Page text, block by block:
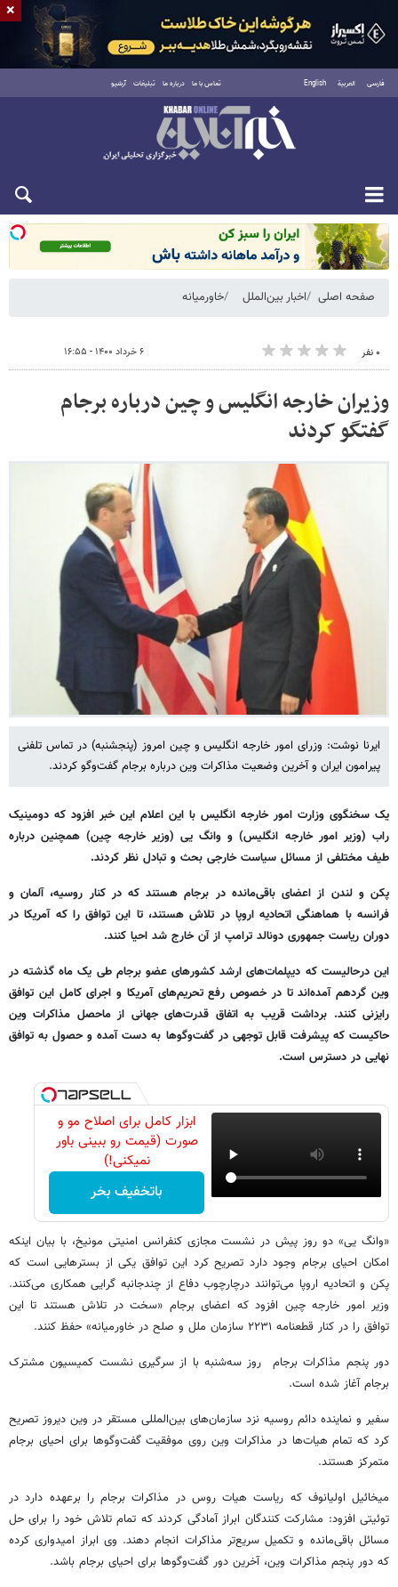
فارسی العربية English تماس با ما درباره ما تبلیغات آرشیو
شنبه ۱۷ مرداد ۱۴۰۵
صفحه اصلی اخبار بین‌الملل خاورمیانه
۰ نفر ۶ خرداد ۱۴۰۰ - ۱۶:۵۵
وزیران خارجه انگلیس و چین درباره برجام
گفتگو کردند
ایرنا نوشت: وزرای امور خارجه انگلیس و چین امروز (پنجشنبه) در تماس تلفنی
پیرامون ایران و آخرین وضعیت مذاکرات وین درباره برجام گفت‌وگو کردند.
یک سخنگوی وزارت امور خارجه انگلیس با این اعلام این خبر افزود که دومینیک
راب (وزیر امور خارجه انگلیس) و وانگ یی (وزیر خارجه چین) همچنین درباره
طیف مختلفی از مسائل سیاست خارجی بحث و تبادل نظر کردند.
پکن و لندن از اعضای باقی‌مانده در برجام هستند که در کنار روسیه، آلمان و
فرانسه با هماهنگی اتحادیه اروپا در تلاش هستند، تا این توافق را که آمریکا در
دوران ریاست جمهوری دونالد ترامپ از آن خارج شد احیا کنند.
این درحالیست که دیپلمات‌های ارشد کشورهای عضو برجام طی یک ماه گذشته در
وین گردهم آمده‌اند تا در خصوص رفع تحریم‌های آمریکا و اجرای کامل این توافق
رایزنی کنند. برداشت قریب به اتفاق قدرت‌های جهانی از ماحصل مذاکرات وین
حاکیست که پیشرفت قابل توجهی در گفت‌وگوها به دست آمده و حصول به توافق
نهایی در دسترس است.
ابزار کامل برای اصلاح مو و
صورت (قیمت رو ببینی باور
نمیکنی!)
باتخفیف بخر
«وانگ یی» دو روز پیش در نشست مجازی کنفرانس امنیتی مونیخ، با بیان اینکه
امکان احیای برجام وجود دارد تصریح کرد این توافق یکی از بسترهایی است که
پکن و اتحادیه اروپا می‌توانند درچارچوب دفاع از چندجانبه گرایی همکاری می‌کنند.
وزیر امور خارجه چین افزود که اعضای برجام «سخت در تلاش هستند تا این
توافق را در کنار قطعنامه ۲۲۳۱ سازمان ملل و صلح در خاورمیانه» حفظ کنند.
دور پنجم مذاکرات برجام روز سه‌شنبه با از سرگیری نشست کمیسیون مشترک‌
برجام آغاز شده است.
سفیر و نماینده دائم روسیه نزد سازمان‌های بین‌المللی مستقر در وین دیروز تصریح
کرد که تمام هیات‌ها در مذاکرات وین روی موفقیت گفت‌وگوها برای احیای برجام
متمرکز هستند.
میخائیل اولیانوف که ریاست هیات روس در مذاکرات برجام را برعهده دارد در
توئیتی افزود: مشارکت کنندگان ابراز آمادگی کردند که تمام تلاش خود را برای حل
مسائل باقی‌مانده و تکمیل سریع‌تر مذاکرات انجام دهند. وی ابراز امیدواری کرده
که دور پنجم مذاکرات وین، آخرین دور گفت‌وگوها برای احیای برجام باشد.
×